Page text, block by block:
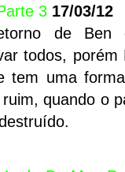
3 17/03/12
de Ben
todos, porém
tem uma
quando o